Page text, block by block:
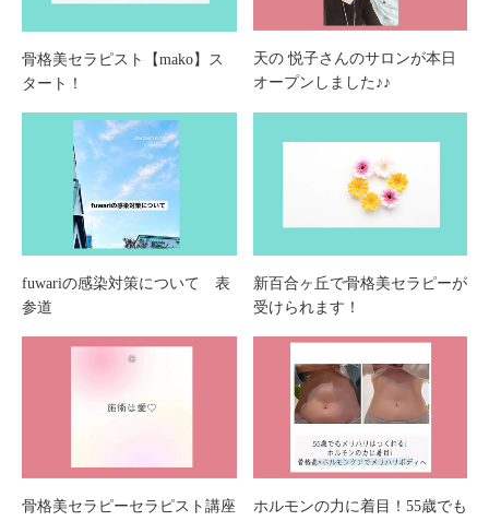
骨格美セラピスト【mako】ス
タート！
天の 悦子さんのサロンが本日
オープンしました♪♪
fuwariの感染対策について 表
参道
新百合ヶ丘で骨格美セラピーが
受けられます！
骨格美セラピーセラピスト講座
ホルモンの力に着目！55歳でも